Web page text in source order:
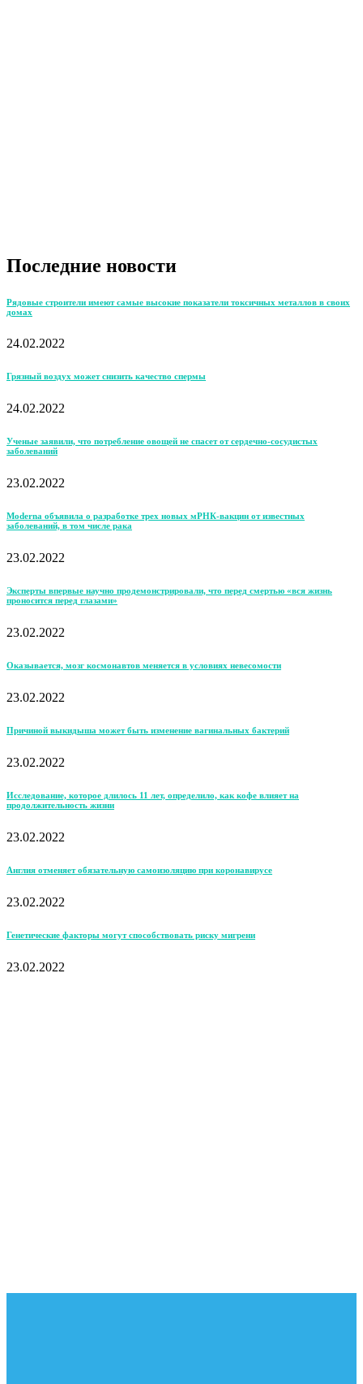
Последние новости
Рядовые строители имеют самые высокие показатели токсичных металлов в своих
домах
24.02.2022
Грязный воздух может снизить качество спермы
24.02.2022
Ученые заявили, что потребление овощей не спасет от сердечно-сосудистых
заболеваний
23.02.2022
Moderna объявила о разработке трех новых мРНК-вакцин от известных
заболеваний, в том числе рака
23.02.2022
Эксперты впервые научно продемонстрировали, что перед смертью «вся жизнь
проносится перед глазами»
23.02.2022
Оказывается, мозг космонавтов меняется в условиях невесомости
23.02.2022
Причиной выкидыша может быть изменение вагинальных бактерий
23.02.2022
Исследование, которое длилось 11 лет, определило, как кофе влияет на
продолжительность жизни
23.02.2022
Англия отменяет обязательную самоизоляцию при коронавирусе
23.02.2022
Генетические факторы могут способствовать риску мигрени
23.02.2022